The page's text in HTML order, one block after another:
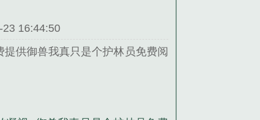
16:44:50
供御兽我真只是个护林员免费阅